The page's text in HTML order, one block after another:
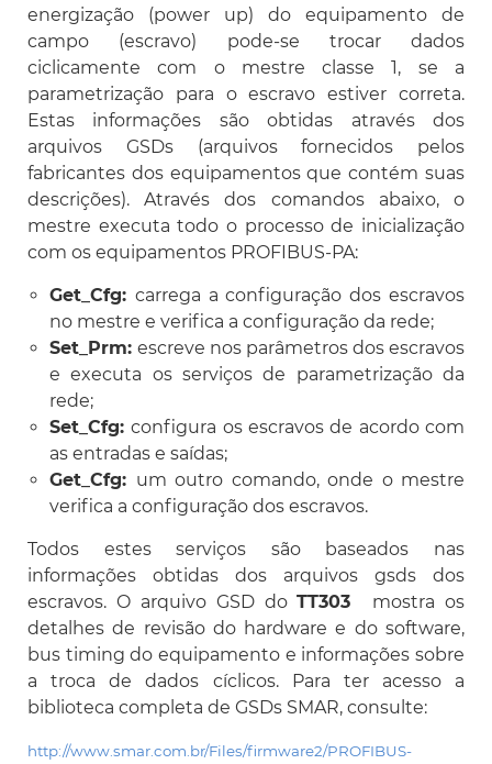
energização (power up) do equipamento de
campo (escravo) pode-se trocar dados
ciclicamente com o mestre classe 1, se a
parametrização para o escravo estiver correta.
Estas informações são obtidas através dos
arquivos GSDs (arquivos fornecidos pelos
fabricantes dos equipamentos que contém suas
descrições). Através dos comandos abaixo, o
mestre executa todo o processo de inicialização
com os equipamentos PROFIBUS-PA:
Get_Cfg: carrega a configuração dos escravos
no mestre e verifica a configuração da rede;
Set_Prm: escreve nos parâmetros dos escravos
e executa os serviços de parametrização da
rede;
Set_Cfg:configura os escravos de acordo com
as entradas e saídas;
Get_Cfg: um outro comando, onde o mestre
verifica a configuração dos escravos.
Todos estes serviços são baseados nas
informações obtidas dos arquivos gsds dos
escravos. O arquivo GSD doTT303 mostra os
detalhes de revisão do hardware e do software,
bus timing do equipamento e informações sobre
a troca de dados cíclicos. Para ter acesso a
biblioteca completa de GSDs SMAR, consulte:
http://www.smar.com.br/Files/firmware2/PROFIBUS-